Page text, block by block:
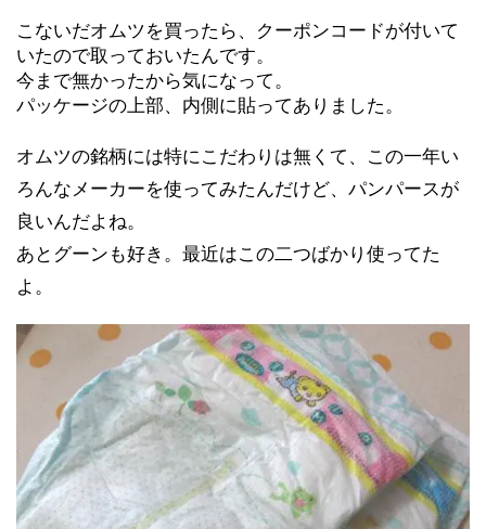
こないだオムツを買ったら、クーポンコードが付いて
いたので取っておいたんです。
今まで無かったから気になって。
パッケージの上部、内側に貼ってありました。
オムツの銘柄には特にこだわりは無くて、この一年い
ろんなメーカーを使ってみたんだけど、パンパースが
良いんだよね。
あとグーンも好き。最近はこの二つばかり使ってた
よ。